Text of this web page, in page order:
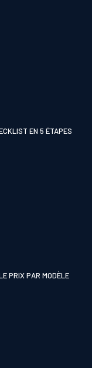
EN 5 ÉTAPES
PRIX PAR MODÈLE